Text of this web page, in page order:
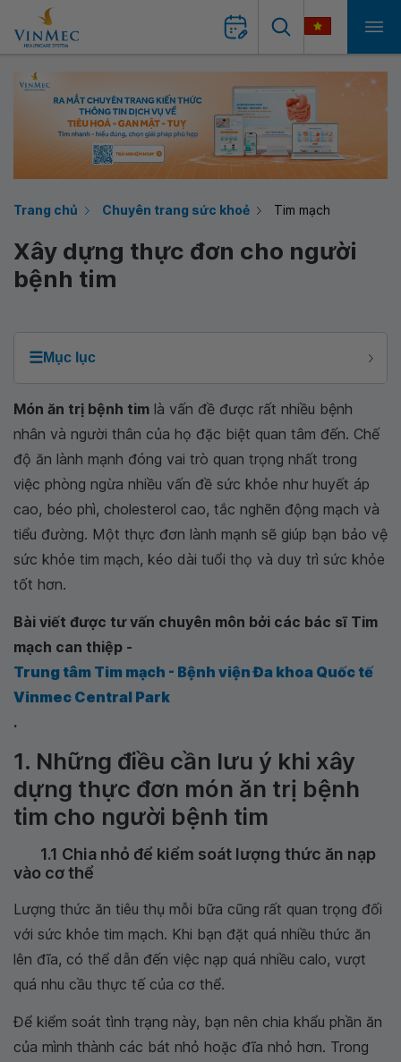
Trang chủ Chuyên trang sức khoẻ Tim mạch
Xây dựng thực đơn cho người
bệnh tim
☰Mục lục
Món ăn trị bệnh tim là vấn đề được rất nhiều bệnh
nhân và người thân của họ đặc biệt quan tâm đến. Chế
độ ăn lành mạnh đóng vai trò quan trọng nhất trong
việc phòng ngừa nhiều vấn đề sức khỏe như huyết áp
cao, béo phì, cholesterol cao, tắc nghẽn động mạch và
tiểu đường. Một thực đơn lành mạnh sẽ giúp bạn bảo vệ
sức khỏe tim mạch, kéo dài tuổi thọ và duy trì sức khỏe
tốt hơn.
Bài viết được tư vấn chuyên môn bởi các bác sĩ Tim
mạch can thiệp -
Trung tâm Tim mạch - Bệnh viện Đa khoa Quốc tế
Vinmec Central Park
.
1. Những điều cần lưu ý khi xây
dựng thực đơn món ăn trị bệnh
tim cho người bệnh tim
1.1 Chia nhỏ để kiểm soát lượng thức ăn nạp
vào cơ thể
Lượng thức ăn tiêu thụ mỗi bữa cũng rất quan trọng đối
với sức khỏe tim mạch. Khi bạn đặt quá nhiều thức ăn
lên đĩa, có thể dẫn đến việc nạp quá nhiều calo, vượt
quá nhu cầu thực tế của cơ thể.
Để kiểm soát tình trạng này, bạn nên chia khẩu phần ăn
của mình thành các bát nhỏ hoặc đĩa nhỏ hơn. Trong